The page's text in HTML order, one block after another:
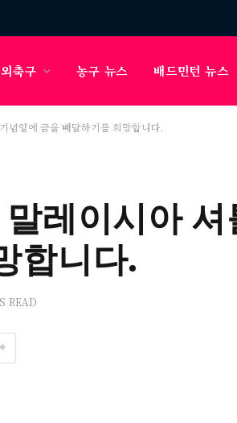
축구 농구 뉴스 배드민턴 뉴스
일에 금을 배달하기를 희망합니다.
레이시아
합니다.
READ